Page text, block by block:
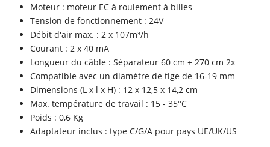
Moteur : moteur EC à roulement à billes
Tension de fonctionnement : 24V
Débit d'air max. : 2 x 107m³/h
Courant : 2 x 40 mA
Longueur du câble : Séparateur 60 cm + 270 cm 2x
Compatible avec un diamètre de tige de 16-19 mm
Dimensions (L x l x H) : 12 x 12,5 x 14,2 cm
Max. température de travail : 15 - 35°C
Poids : 0,6 Kg
Adaptateur inclus : type C/G/A pour pays UE/UK/US